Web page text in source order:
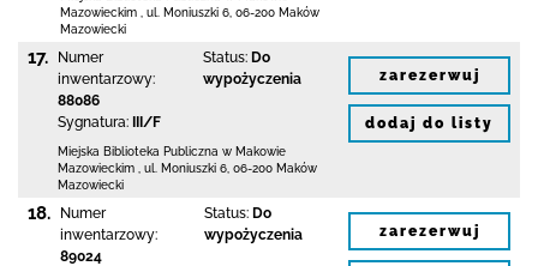
Mazowieckim
ul. Moniuszki 6 06-200 Maków
Mazowiecki
17.
Numer
inwentarzowy:
88086
Sygnatura:
III/F
Status: Do
wypożyczenia
Miejska Biblioteka Publiczna w Makowie
Mazowieckim
ul. Moniuszki 6 06-200 Maków
Mazowiecki
zarezerwuj
dodaj do listy
18.
Numer
inwentarzowy:
89024
Status: Do
wypożyczenia
zarezerwuj